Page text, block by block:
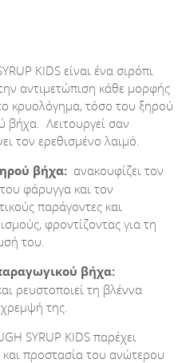
KIDS είναι ένα σιρόπι
αντιμετώπιση κάθε μορφής
κρυολόγημα, τόσο του ξηρού
βήχα. Λειτουργεί σαν
τον ερεθισμένο λαιμό.
βήχα: ανακουφίζει τον
φάρυγγα και τον
παράγοντες και
φροντίζοντας για τη
του.
βήχα:
ρευστοποιεί τη βλέννα
της.
SYRUP KIDS παρέχει
προστασία του ανώτερου